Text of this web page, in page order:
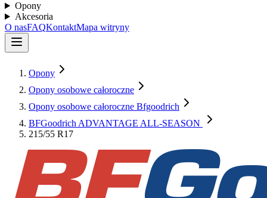
Opony
Akcesoria
O nasFAQKontaktMapa witryny
Opony
Opony osobowe całoroczne
Opony osobowe całoroczne Bfgoodrich
BFGoodrich ADVANTAGE ALL-SEASON
215/55 R17